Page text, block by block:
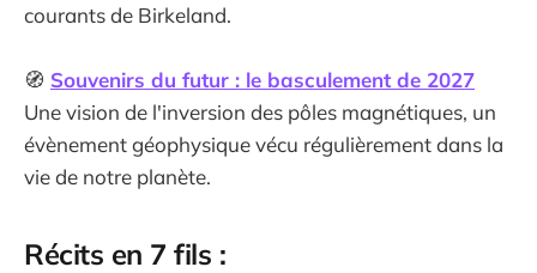
courants de Birkeland.
🧭 Souvenirs du futur : le basculement de 2027
Une vision de l'inversion des pôles magnétiques, un
évènement géophysique vécu régulièrement dans la
vie de notre planète.
Récits en 7 fils :